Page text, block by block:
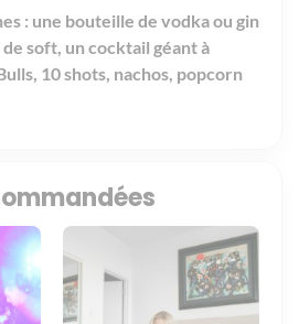
: une bouteille de vodka ou gin
soft, un cocktail géant à
10 shots, nachos, popcorn